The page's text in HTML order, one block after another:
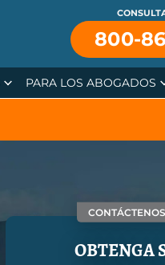
800-
PARA LOS ABOGADOS
CONTÁCTENOS
OBTENGA